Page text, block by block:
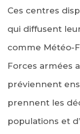
Ces centres
qui diffusent
comme Météo-
Forces armées
préviennent
prennent les
populations et